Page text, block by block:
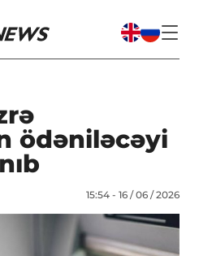
ödəniləcəyi
15:54 - 16 / 06 / 2026